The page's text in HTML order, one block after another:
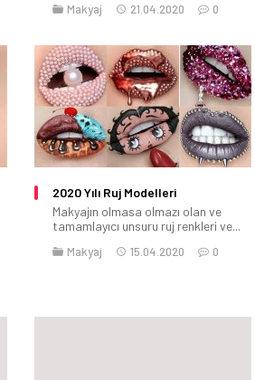
Makyaj 21.04.2020 0
2020 Yılı Ruj Modelleri
Makyajın olmasa olmazı olan ve
tamamlayıcı unsuru ruj renkleri ve...
Makyaj 15.04.2020 0